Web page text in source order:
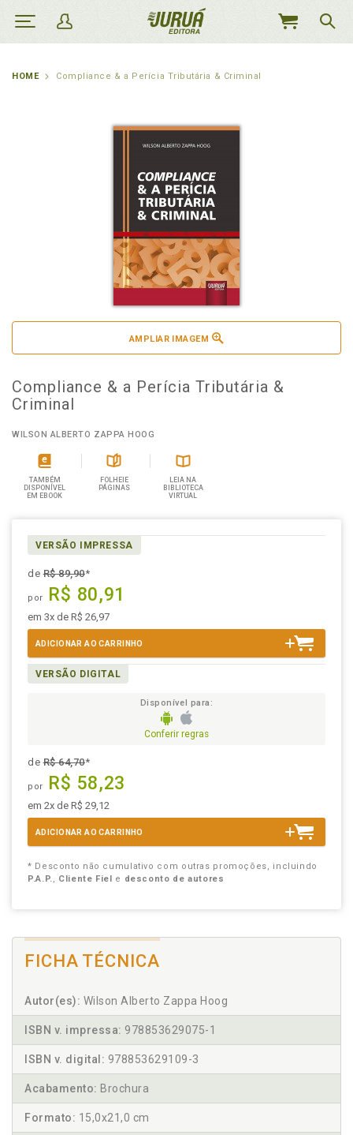
MEU
HOME Compliance & a Perícia Tributária & Criminal
AMPLIAR IMAGEM
Compliance & a Perícia Tributária &
Criminal
WILSON ALBERTO ZAPPA HOOG
TAMBÉM
DISPONÍVEL
EM EBOOK
FOLHEIE
PÁGINAS
LEIA NA
BIBLIOTECA
VIRTUAL
VERSÃO IMPRESSA
deR$ 89,90*
por R$ 80,91
em 3x de R$ 26,97
ADICIONAR AO CARRINHO
VERSÃO DIGITAL
Disponível para:
Conferir regras
deR$ 64,70*
por R$ 58,23
em 2x de R$ 29,12
ADICIONAR AO CARRINHO
* Desconto não cumulativo com outras promoções, incluindo
P.A.P., Cliente Fiel e desconto de autores
FICHA TÉCNICA
Autor(es): Wilson Alberto Zappa Hoog
ISBN v. impressa: 978853629075-1
ISBN v. digital: 978853629109-3
Acabamento: Brochura
Formato: 15,0x21,0 cm